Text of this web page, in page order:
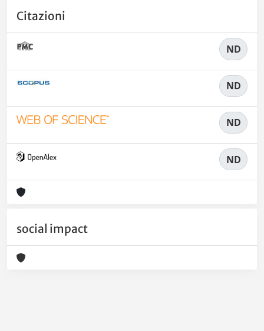
Citazioni
ND
ND
ND
ND
social impact